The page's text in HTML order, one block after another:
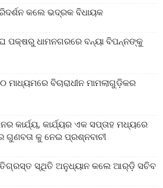
କଲେ ଭଦ୍ରକ ବିଧାୟକ
ପକ୍ଷରୁ ଧାମନଗରରେ ବନ୍ୟା ବିପନ୍ନଙ୍କୁ
ମାଧ୍ୟମରେ ବିଚାରାଧୀନ ମାମଲାଗୁଡ଼ିକର
କାର୍ଯ୍ୟ, କାର୍ଯ୍ୟର ଏକ ସପ୍ତାହ ମଧ୍ୟରେ
ଗୁଣବତା କୁ ନେଇ ପ୍ରଶ୍ନବାଚୀ
ସ୍ଥିତି ଅନୁଧ୍ୟାନ କଲେ ଆର୍‌ଡ଼ି ସଚିବ